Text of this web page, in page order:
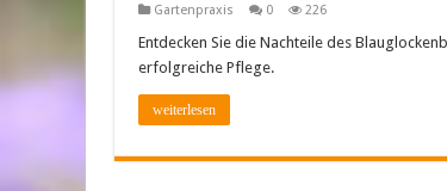
Gartenpraxis 0 226
Entdecken Sie die Nachteile des
erfolgreiche Pflege.
weiterlesen